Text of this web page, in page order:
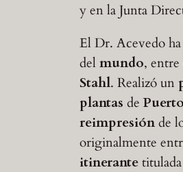
y en la Junta
El Dr. Acevedo ha
delmundo, entre
Stahl. Realizó un
plantas de
reimpresiónde
originalmente
itinerantetitulada